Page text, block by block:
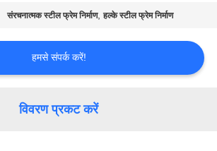
संरचनात्मक स्टील फ्रेम निर्माण,हल्के स्टील फ्रेम निर्माण
हमसे संपर्क करें!
विवरण प्रकट करें